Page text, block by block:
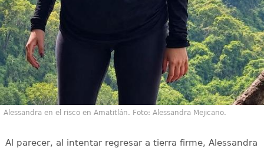
Alessandra en el risco en Amatitlán. Foto: Alessandra Mejicano.
Al parecer, al intentar regresar a tierra firme, Alessandra